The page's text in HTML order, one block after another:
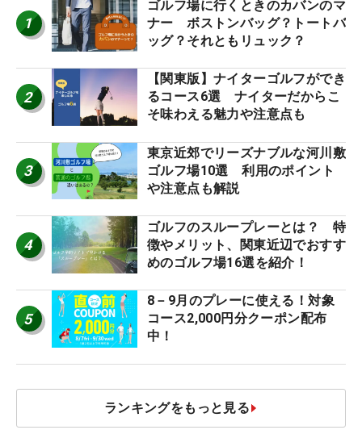
1
ゴルフ場に行くときのカバンのマ
ナー ボストンバッグ？トートバ
ッグ？それともリュック？
2
【関東版】ナイターゴルフができ
るコース6選 ナイターだからこ
そ味わえる魅力や注意点も
3
東京近郊でリーズナブルな河川敷
ゴルフ場10選 利用のポイント
や注意点も解説
4
ゴルフのスループレーとは？ 特
徴やメリット、関東近辺でおすす
めのゴルフ場16選を紹介！
5
8－9月のプレーに使える！対象
コース2,000円分クーポン配布
中！
ランキングをもっと見る